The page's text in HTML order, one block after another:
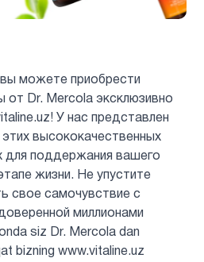
вы можете приобрести
от Dr. Mercola эксклюзивно
У нас представлен
высококачественных
для поддержания вашего
жизни. Не упустите
свое самочувствие с
миллионами
siz Dr. Mercola dan
bizning www.vitaline.uz